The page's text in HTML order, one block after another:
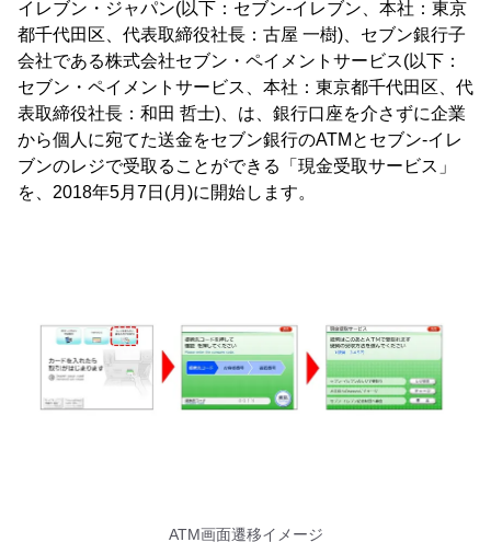
イレブン・ジャパン(以下：セブン‐イレブン、本社：東京
都千代田区、代表取締役社長：古屋 一樹)、セブン銀行子
会社である株式会社セブン・ペイメントサービス(以下：
セブン・ペイメントサービス、本社：東京都千代田区、代
表取締役社長：和田 哲士)、は、銀行口座を介さずに企業
から個人に宛てた送金をセブン銀行のATMとセブン‐イレ
ブンのレジで受取ることができる「現金受取サービス」
を、2018年5月7日(月)に開始します。
ATM画面遷移イメージ